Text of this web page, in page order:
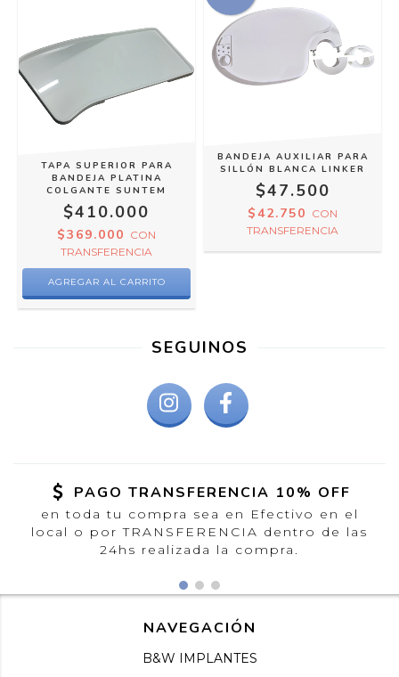
TAPA SUPERIOR PARA
BANDEJA PLATINA
COLGANTE SUNTEM
$410.000
$369.000 CON
TRANSFERENCIA
BANDEJA AUXILIAR PARA
SILLÓN BLANCA LINKER
$47.500
$42.750 CON
TRANSFERENCIA
SEGUINOS
PAGO TRANSFERENCIA 10% OFF
en toda tu compra sea en Efectivo en el
local o por TRANSFERENCIA dentro de las
24hs realizada la compra.
NAVEGACIÓN
B&W IMPLANTES